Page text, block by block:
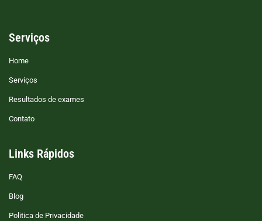
Serviços
Home
Serviços
Resultados de exames
Contato
Links Rápidos
FAQ
Blog
Politica de Privacidade